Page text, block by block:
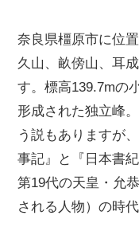
奈良県橿原市に位
久山、畝傍山、耳
す。標高139.7mの
形成された独立峰
う説もありますが
事記』と『日本書
第19代の天皇・允
される人物）の時